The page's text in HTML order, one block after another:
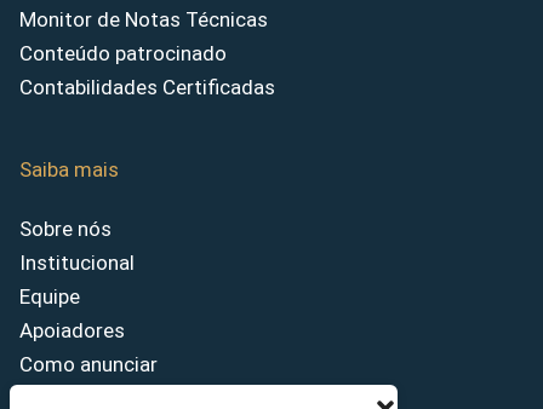
Monitor de Notas Técnicas
Conteúdo patrocinado
Contabilidades Certificadas
Saiba mais
Sobre nós
Institucional
Equipe
Apoiadores
Como anunciar